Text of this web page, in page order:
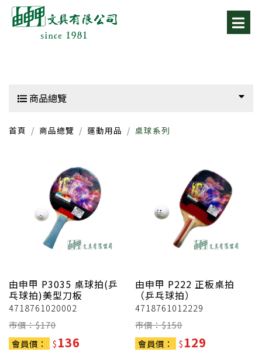
商品總覽
首頁 商品總覽 運動用品 桌球系列
由申甲 P3035 桌球拍(乒
乓球拍)美型刀板
4718761020002
市價：$170
會員價：
$136
由申甲 P222 正板桌拍
（乒乓球拍）
4718761012229
市價：$150
會員價：
$129